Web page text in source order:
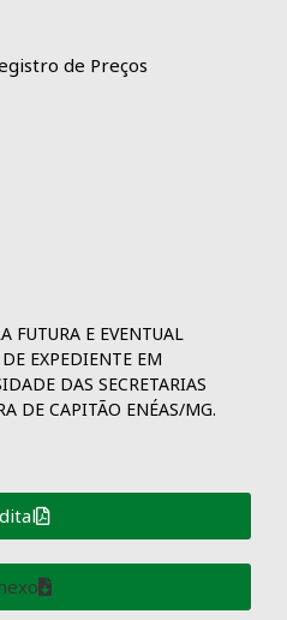
de Preços
FUTURA E EVENTUAL
EXPEDIENTE EM
DAS SECRETARIAS
DE CAPITÃO ENÉAS/MG.